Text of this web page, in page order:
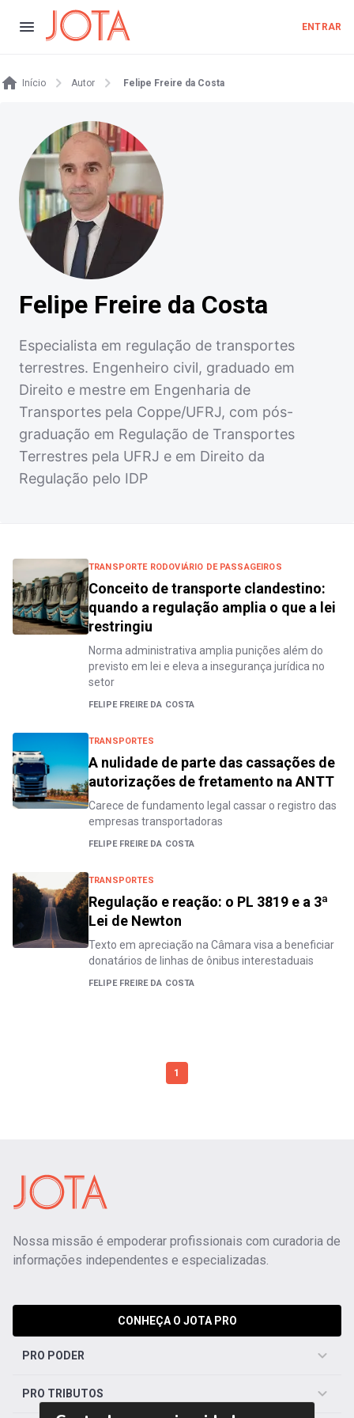
ENTRAR
Início Autor Felipe Freire da Costa
Felipe Freire da Costa
Especialista em regulação de transportes
terrestres. Engenheiro civil, graduado em
Direito e mestre em Engenharia de
Transportes pela Coppe/UFRJ, com pós-
graduação em Regulação de Transportes
Terrestres pela UFRJ e em Direito da
Regulação pelo IDP
TRANSPORTE RODOVIÁRIO DE PASSAGEIROS
Conceito de transporte clandestino:
quando a regulação amplia o que a lei
restringiu
Norma administrativa amplia punições além do
previsto em lei e eleva a insegurança jurídica no
setor
FELIPE FREIRE DA COSTA
TRANSPORTES
A nulidade de parte das cassações de
autorizações de fretamento na ANTT
Carece de fundamento legal cassar o registro das
empresas transportadoras
FELIPE FREIRE DA COSTA
TRANSPORTES
Regulação e reação: o PL 3819 e a 3ª
Lei de Newton
Texto em apreciação na Câmara visa a beneficiar
donatários de linhas de ônibus interestaduais
FELIPE FREIRE DA COSTA
1
Nossa missão é empoderar profissionais com curadoria de
informações independentes e especializadas.
CONHEÇA O JOTA PRO
PRO PODER
PRO TRIBUTOS